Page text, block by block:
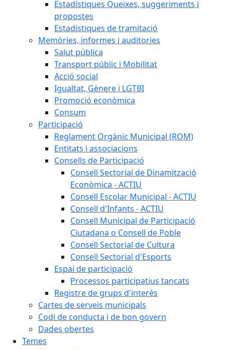
Estadístiques Queixes, suggeriments i
propostes
Estadístiques de tramitació
Memòries, informes i auditories
Salut pública
Transport públic i Mobilitat
Acció social
Igualtat, Gènere i LGTBI
Promoció econòmica
Consum
Participació
Reglament Orgànic Municipal (ROM)
Entitats i associacions
Consells de Participació
Consell Sectorial de Dinamització
Econòmica - ACTIU
Consell Escolar Municipal - ACTIU
Consell d'Infants - ACTIU
Consell Municipal de Participació
Ciutadana o Consell de Poble
Consell Sectorial de Cultura
Consell Sectorial d'Esports
Espai de participació
Processos participatius tancats
Registre de grups d'interès
Cartes de serveis municipals
Codi de conducta i de bon govern
Dades obertes
Temes